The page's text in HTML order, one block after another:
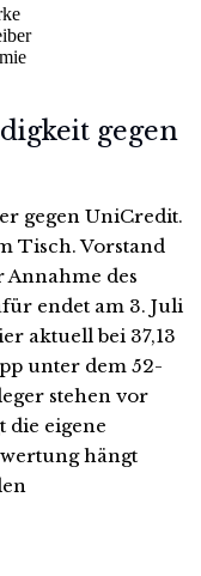
gegen
gegen UniCredit.
Tisch. Vorstand
des
endet am 3. Juli
aktuell bei 37,13
unter dem 52-
stehen vor
die eigene
hängt